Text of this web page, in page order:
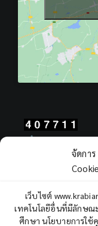
จัดกา
เว็บไซต์
เทคโนโลยีอื่นที่มีลักษณ
ศึกษา นโยบายการใช้
Views Today
Views
Total views :
Who's Online :